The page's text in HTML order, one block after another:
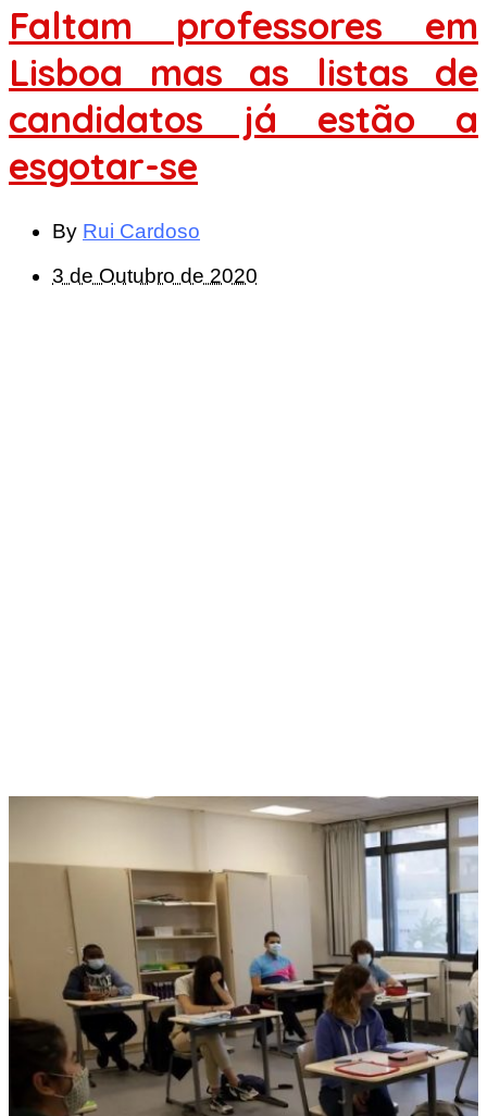
Faltam professores em
Lisboa mas as listas de
candidatos já estão a
esgotar-se
By Rui Cardoso
3 de Outubro de 2020